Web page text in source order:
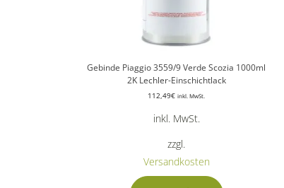
Gebinde Piaggio 3559/9 Verde Scozia 1000ml
2K Lechler-Einschichtlack
112,49€ inkl. MwSt.
inkl. MwSt.
zzgl.
Versandkosten